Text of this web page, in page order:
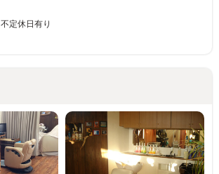
定休日有り